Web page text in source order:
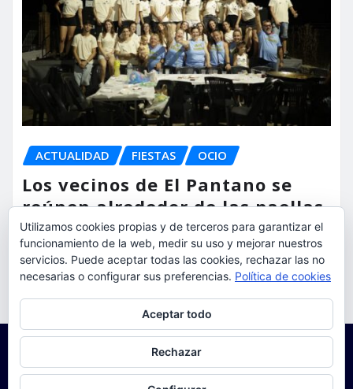
ACTUALIDAD FIESTAS OCIO
Los vecinos de El Pantano se
reúnen alrededor de las paellas
para celebrar sus fiestas
torrent al dia Ago 9, 2026
Utilizamos cookies propias y de terceros para garantizar el
funcionamiento de la web, medir su uso y mejorar nuestros
servicios. Puede aceptar todas las cookies, rechazar las no
necesarias o configurar sus preferencias. Política de cookies
Aceptar todo
Rechazar
Para obtener más información, incluido cómo gestionar las cookies,